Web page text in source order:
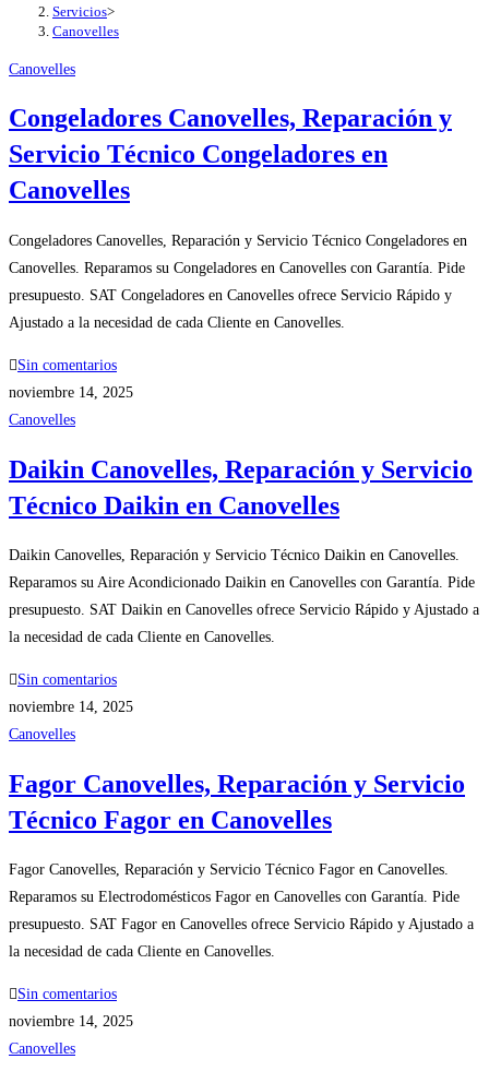
Servicios>
Canovelles
Canovelles
Congeladores Canovelles, Reparación y
Servicio Técnico Congeladores en
Canovelles
Congeladores Canovelles, Reparación y Servicio Técnico Congeladores en
Canovelles. Reparamos su Congeladores en Canovelles con Garantía. Pide
presupuesto. SAT Congeladores en Canovelles ofrece Servicio Rápido y
Ajustado a la necesidad de cada Cliente en Canovelles.
Sin comentarios
noviembre 14, 2025
Canovelles
Daikin Canovelles, Reparación y Servicio
Técnico Daikin en Canovelles
Daikin Canovelles, Reparación y Servicio Técnico Daikin en Canovelles.
Reparamos su Aire Acondicionado Daikin en Canovelles con Garantía. Pide
presupuesto. SAT Daikin en Canovelles ofrece Servicio Rápido y Ajustado a
la necesidad de cada Cliente en Canovelles.
Sin comentarios
noviembre 14, 2025
Canovelles
Fagor Canovelles, Reparación y Servicio
Técnico Fagor en Canovelles
Fagor Canovelles, Reparación y Servicio Técnico Fagor en Canovelles.
Reparamos su Electrodomésticos Fagor en Canovelles con Garantía. Pide
presupuesto. SAT Fagor en Canovelles ofrece Servicio Rápido y Ajustado a
la necesidad de cada Cliente en Canovelles.
Sin comentarios
noviembre 14, 2025
Canovelles